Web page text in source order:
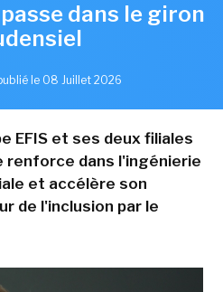
dans le giron
le 08 Juillet 2026
EFIS et ses deux filiales
renforce dans l'ingénierie
et accélère son
de l'inclusion par le